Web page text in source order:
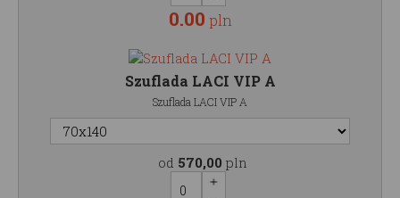
0.00 pln
Szuflada LACI VIP A
Szuflada LACI VIP A
od 570,00 pln